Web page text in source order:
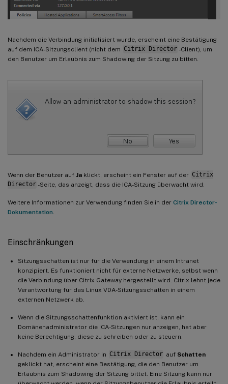
Nachdem die Verbindung initialisiert wurde, erscheint eine Bestätigung
auf dem ICA-Sitzungsclient (nicht dem Citrix Director -Client), um
den Benutzer um Erlaubnis zum Shadowing der Sitzung zu bitten.
Wenn der Benutzer auf Ja klickt, erscheint ein Fenster auf der Citrix
Director -Seite, das anzeigt, dass die ICA-Sitzung überwacht wird.
Weitere Informationen zur Verwendung finden Sie in der Citrix Director-
Dokumentation
Einschränkungen
Sitzungsschatten ist nur für die Verwendung in einem Intranet
konzipiert. Es funktioniert nicht für externe Netzwerke, selbst wenn
die Verbindung über Citrix Gateway hergestellt wird. Citrix lehnt jede
Verantwortung für das Linux VDA-Sitzungsschatten in einem
externen Netzwerk ab.
Wenn die Sitzungsschattenfunktion aktiviert ist, kann ein
Domänenadministrator die ICA-Sitzungen nur anzeigen, hat aber
keine Berechtigung, diese zu schreiben oder zu steuern.
Nachdem ein Administrator in Citrix Director auf Schatten
geklickt hat, erscheint eine Bestätigung, die den Benutzer um
Erlaubnis zum Shadowing der Sitzung bittet. Eine Sitzung kann nur